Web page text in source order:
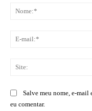
Salve meu nome, e-mail
eu comentar.